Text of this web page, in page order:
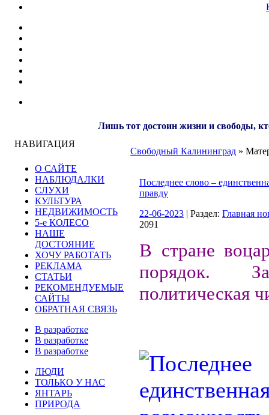
Лишь тот достоин жизни и свободы,
НАВИГАЦИЯ
О САЙТЕ
НАБЛЮДАЛКИ
СЛУХИ
КУЛЬТУРА
НЕДВИЖИМОСТЬ
5-е КОЛЕСО
НАШЕ
ДОСТОЯНИЕ
ХОЧУ РАБОТАТЬ
РЕКЛАМА
СТАТЬИ
РЕКОМЕНДУЕМЫЕ
САЙТЫ
ОБРАТНАЯ СВЯЗЬ
В разработке
В разработке
В разработке
ЛЮДИ
ТОЛЬКО У НАС
ЯНТАРЬ
ПРИРОДА
Свободный Калининград »
Последнее слово –
правду
22-06-2023 | Раздел: Главная
2091
В стране
порядок.
политическая